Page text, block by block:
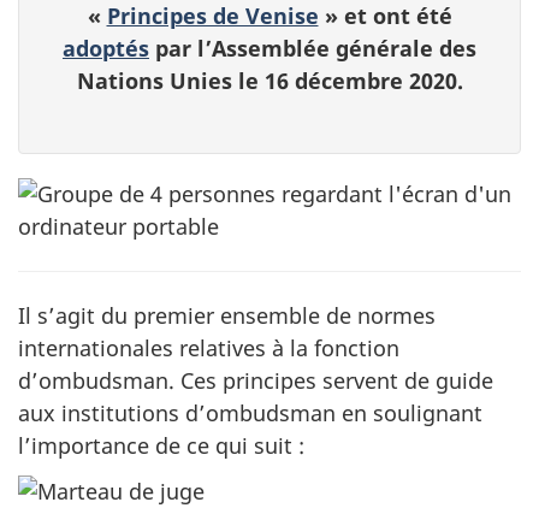
« Principes de Venise » et ont été
adoptés par l’Assemblée générale des
Nations Unies le 16 décembre 2020.
Il s’agit du premier ensemble de normes
internationales relatives à la fonction
d’ombudsman. Ces principes servent de guide
aux institutions d’ombudsman en soulignant
l’importance de ce qui suit :